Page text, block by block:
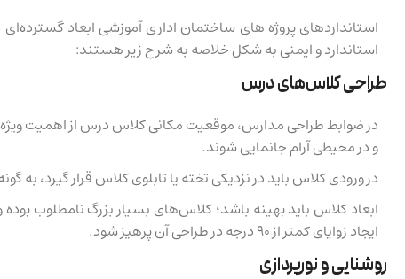
استانداردهای پروژه های ساختمان اداری آموزشی ابعاد
استاندارد و ایمنی به شکل خلاصه به شرح زیر هستند:
طراحی کلاس‌های درس
در ضوابط طراحی مدارس، موقعیت مکانی کلاس درس از اهمیت
و در محیطی آرام جانمایی شوند.
در ورودی کلاس باید در نزدیکی تخته یا تابلوی کلاس قرار گیرد،
ایجاد زوایای کمتر از ۹۰ درجه در طراحی آن پرهیز شود.
روشنایی و نورپردازی